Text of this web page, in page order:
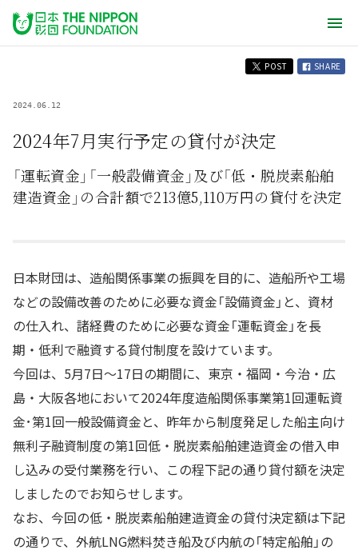
POST SHARE
2024.06.12
2024年7月実行予定の貸付が決定
「運転資金」「一般設備資金」及び「低・脱炭素船舶
建造資金」の合計額で213億5,110万円の貸付を決定
日本財団は、造船関係事業の振興を目的に、造船所や工場
などの設備改善のために必要な資金「設備資金」と、資材
の仕入れ、諸経費のために必要な資金「運転資金」を長
期・低利で融資する貸付制度を設けています。
今回は、5月7日～17日の期間に、東京・福岡・今治・広
島・大阪各地において2024年度造船関係事業第1回運転資
金･第1回一般設備資金と、昨年から制度発足した船主向け
無利子融資制度の第1回低・脱炭素船舶建造資金の借入申
し込みの受付業務を行い、この程下記の通り貸付額を決定
しましたのでお知らせします。
なお、今回の低・脱炭素船舶建造資金の貸付決定額は下記
の通りで、外航LNG燃料焚き船及び内航の「特定船舶」の